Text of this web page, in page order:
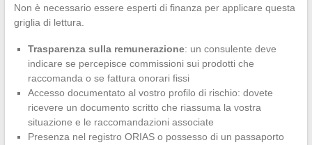
Non è necessario essere esperti di finanza per applicare questa
griglia di lettura.
Trasparenza sulla remunerazione: un consulente deve
indicare se percepisce commissioni sui prodotti che
raccomanda o se fattura onorari fissi
Accesso documentato al vostro profilo di rischio: dovete
ricevere un documento scritto che riassuma la vostra
situazione e le raccomandazioni associate
Presenza nel registro ORIAS o possesso di un passaporto